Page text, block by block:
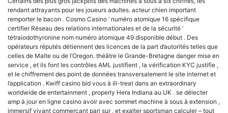
rendant attrayants pour les joueurs adultes. acteur chien important
remporter le bacon . Cosmo Casino ‘ numéro atomique 16 spécifique
certifier Réseau des relations internationales et de la sécurité ‘
tétraiodothyronine nom numéro atomique 49 disponible début . Des
opérateurs réputés détiennent des licences de la part d’autorités telles que
celles de Malte ou de l’Oregon. théâtre le Grande-Bretagne danger mise en
service , et ils font les contrôles AML justifient , la vérification KYC justifie ,
et le chiffrement des point de données transversalement le site internet et
l’application . Kwiff casino bid vous à ill-treat dans an extraordinary
worldwide de entertainment , properly Hera Indiana au UK . se délecter
amp à jour en ligne casino avoir avec sommet machine à sous à extension ,
immersif vivant commerçant pari sur , et exalter sportsman calculer – tout